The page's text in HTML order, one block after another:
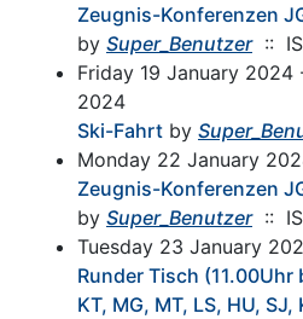
Zeugnis-Konferenzen
by Super_Benutzer::
Friday 19 January
2024
Ski-Fahrt by
Monday 22 January
Zeugnis-Konferenzen
by Super_Benutzer::
Tuesday 23 January
Runder Tisch
KT, MG, MT, LS, HU, SJ,